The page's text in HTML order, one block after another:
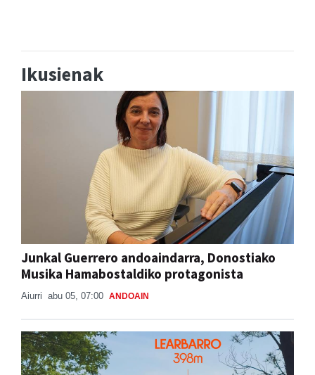
Ikusienak
Junkal Guerrero andoaindarra, Donostiako
Musika Hamabostaldiko protagonista
Aiurri abu 05, 07:00 ANDOAIN